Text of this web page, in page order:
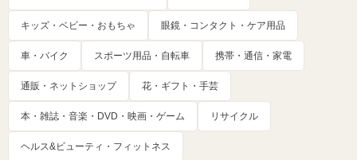
キッズ・ベビー・おもちゃ 眼鏡・コンタクト・ケア用品
車・バイク スポーツ用品・自転車 携帯・通信・家電
通販・ネットショップ 花・ギフト・手芸
本・雑誌・音楽・DVD・映画・ゲーム リサイクル
ヘルス&ビューティ・フィットネス